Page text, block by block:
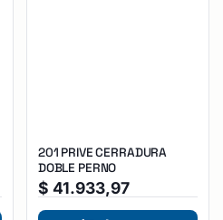
201 PRIVE CERRADURA
DOBLE PERNO
$ 41.933,97